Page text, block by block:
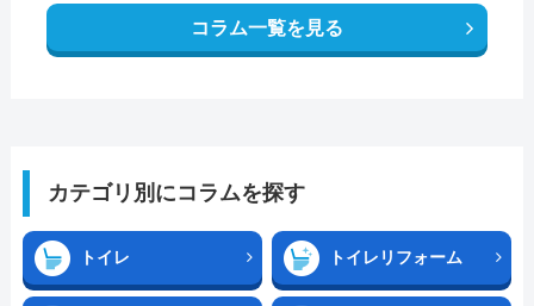
コラム一覧を見る
カテゴリ別にコラムを探す
トイレ トイレリフォーム